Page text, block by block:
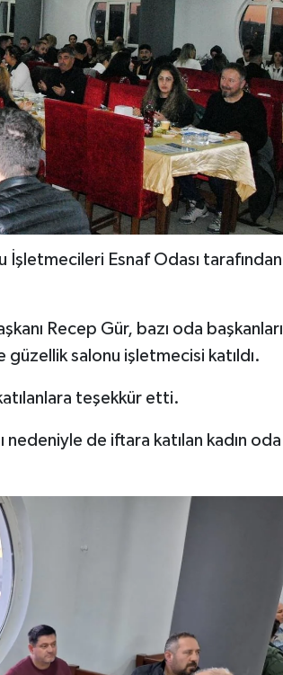
Esnaf Odası tarafından
Recep Gür, bazı oda başkanları
salonu işletmecisi katıldı.
teşekkür etti.
de iftara katılan kadın oda